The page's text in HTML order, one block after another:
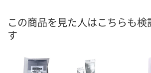
カ
この商品を見た人はこちらも検
す